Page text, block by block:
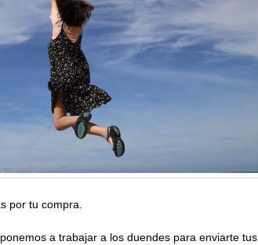
por tu compra.
a trabajar a los duendes para enviarte tus